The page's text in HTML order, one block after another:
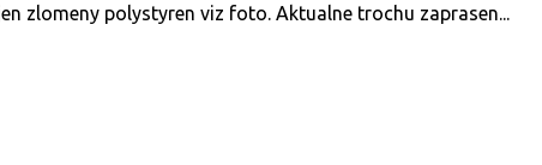
zlomeny polystyren viz foto. Aktualne trochu zaprasen...